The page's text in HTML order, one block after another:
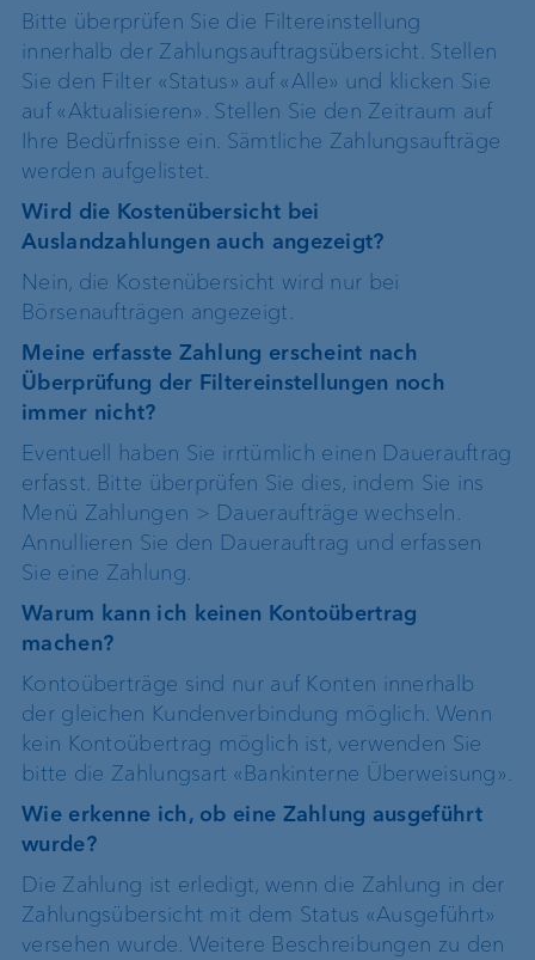
Bitte überprüfen Sie die Filtereinstellung
innerhalb der Zahlungsauftragsübersicht. Stellen
Sie den Filter «Status» auf «Alle» und klicken Sie
auf «Aktualisieren». Stellen Sie den Zeitraum auf
Ihre Bedürfnisse ein. Sämtliche Zahlungsaufträge
werden aufgelistet.
Wird die Kostenübersicht bei
Auslandzahlungen auch angezeigt?
Nein, die Kostenübersicht wird nur bei
Börsenaufträgen angezeigt.
Meine erfasste Zahlung erscheint nach
Überprüfung der Filtereinstellungen noch
immer nicht?
Eventuell haben Sie irrtümlich einen Dauerauftrag
erfasst. Bitte überprüfen Sie dies, indem Sie ins
Menü Zahlungen > Daueraufträge wechseln.
Annullieren Sie den Dauerauftrag und erfassen
Sie eine Zahlung.
Warum kann ich keinen Kontoübertrag
machen?
Kontoüberträge sind nur auf Konten innerhalb
der gleichen Kundenverbindung möglich. Wenn
kein Kontoübertrag möglich ist, verwenden Sie
bitte die Zahlungsart «Bankinterne Überweisung».
Wie erkenne ich, ob eine Zahlung ausgeführt
wurde?
Die Zahlung ist erledigt, wenn die Zahlung in der
Zahlungsübersicht mit dem Status «Ausgeführt»
versehen wurde. Weitere Beschreibungen zu den